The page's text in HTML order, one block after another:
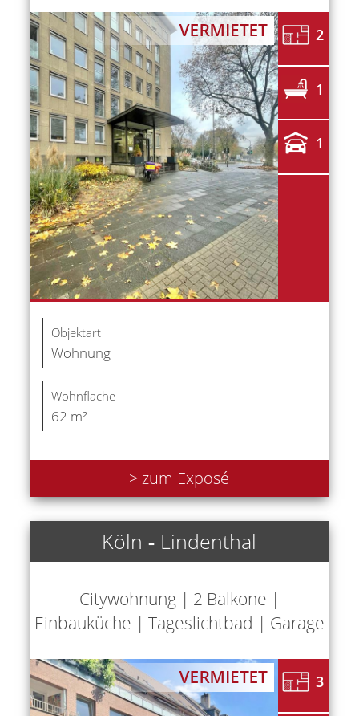
2
1
1
Objektart
Wohnung
Wohnfläche
62 m²
> zum Exposé
Köln - Lindenthal
Citywohnung | 2 Balkone |
Einbauküche | Tageslichtbad | Garage
3